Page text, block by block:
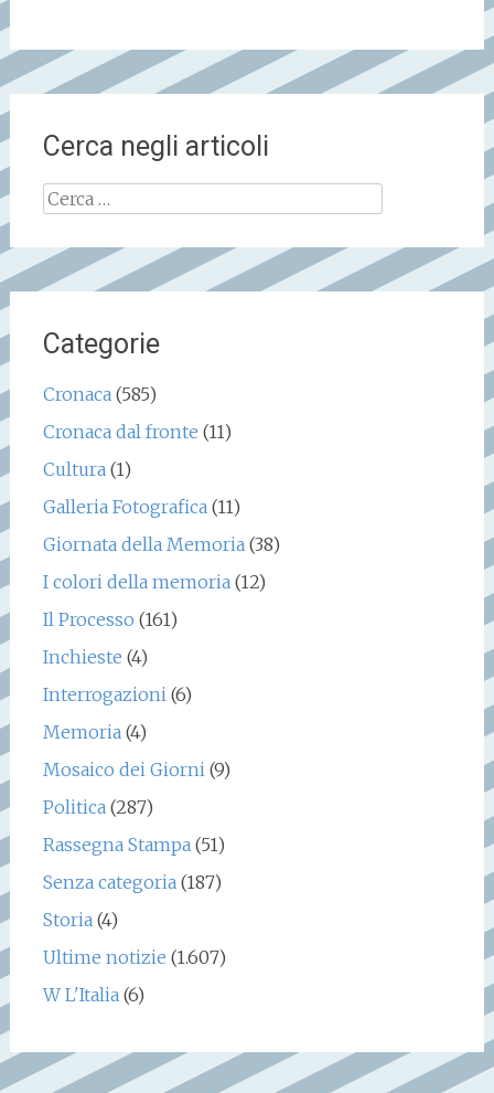
Cerca negli articoli
Ricerca
Categorie
Cronaca(585)
Cronaca dal fronte (11)
Cultura(1)
Galleria Fotografica(11)
Giornata della Memoria(38)
I colori della memoria(12)
Il Processo (161)
Inchieste (4)
Interrogazioni(6)
Memoria(4)
Mosaico dei Giorni(9)
Politica(287)
Rassegna Stampa(51)
Senza categoria(187)
Storia(4)
Ultime notizie (1.607)
W L'Italia(6)